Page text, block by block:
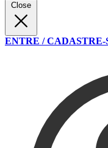
Close
ENTRE / CADASTRE-